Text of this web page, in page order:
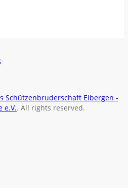
Schützenbruderschaft Elbergen -
e.V.. All rights reserved.